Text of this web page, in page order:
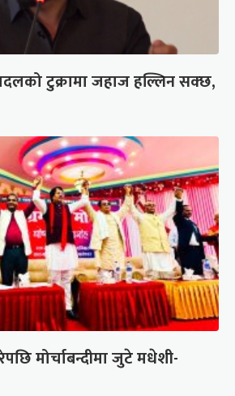
टुक्रामा जहाज हल्लिन सक्छ,
मोर्चाबन्दीमा जुटे मधेशी-